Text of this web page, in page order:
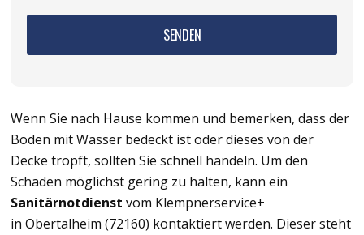
Wenn Sie nach Hause kommen und bemerken, dass der
Boden mit Wasser bedeckt ist oder dieses von der
Decke tropft, sollten Sie schnell handeln. Um den
Schaden möglichst gering zu halten, kann ein
Sanitärnotdienst vom Klempnerservice+
in Obertalheim (72160) kontaktiert werden. Dieser steht